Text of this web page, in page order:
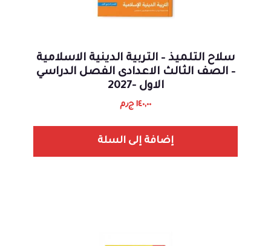
سلاح التلميذ – التربية الدينية الاسلامية
– الصف الثالث الاعدادى الفصل الدراسي
الاول -2027
١٤٠,٠٠ ج٫م
إضافة إلى السلة